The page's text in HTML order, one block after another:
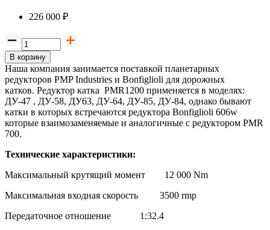
226 000 ₽
В корзину
Наша компания занимается поставкой планетарных
редукторов PMP Industries и Bonfiglioli для дорожных
катков. Редуктор катка PMR1200 применяется в моделях:
ДУ-47 , ДУ-58, ДУ63, ДУ-64, ДУ-85, ДУ-84, однако бывают
катки в которых встречаются редуктора Bonfiglioli 606w
которые взаимозаменяемые и аналогичные с редуктором PMR
700.
Технические характеристики:
Максимальный крутящий момент 12 000 Nm
Максимальная входная скорость 3500 rmp
Передаточное отношение
1:32.4